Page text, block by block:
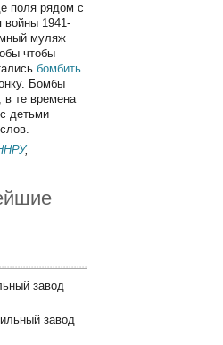
поля рядом с
войны 1941-
муляж
чтобы
бомбить
Бомбы
в те времена
детьми
,
завод
завод